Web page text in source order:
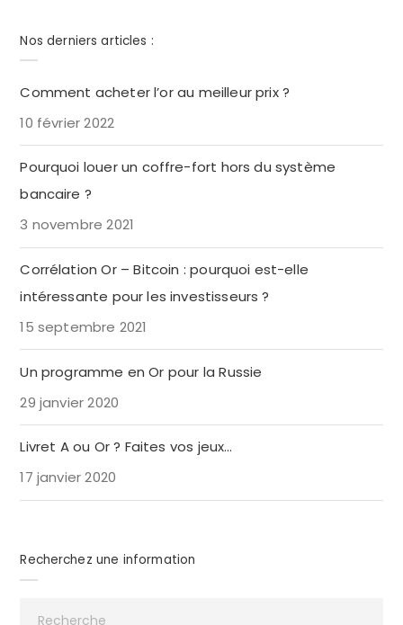
Nos derniers articles :
Comment acheter l’or au meilleur prix ?
10 février 2022
Pourquoi louer un coffre-fort hors du système
bancaire ?
3 novembre 2021
Corrélation Or – Bitcoin : pourquoi est-elle
intéressante pour les investisseurs ?
15 septembre 2021
Un programme en Or pour la Russie
29 janvier 2020
Livret A ou Or ? Faites vos jeux…
17 janvier 2020
Recherchez une information